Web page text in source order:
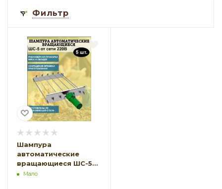
Фильтр
Шампура
автоматические
вращающиеся ШС-5
от сети 220В в
Мало